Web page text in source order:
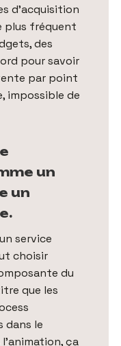
d'acquisition
plus fréquent
des
pour savoir
par point
impossible de
un
un
service
choisir
du
que les
dans le
ça